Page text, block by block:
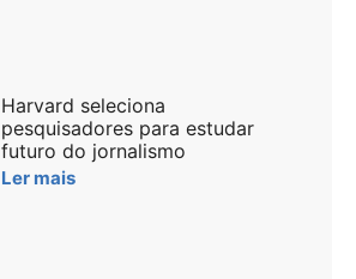
Harvard seleciona
pesquisadores para estudar
futuro do jornalismo
Ler mais